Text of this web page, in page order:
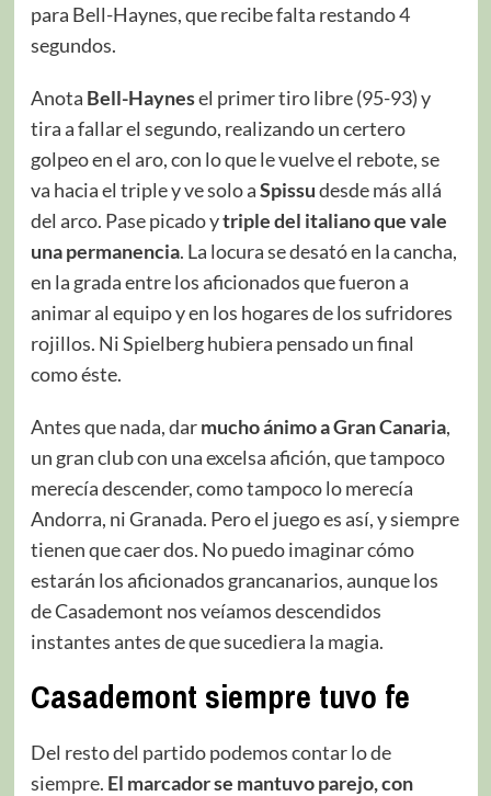
para Bell-Haynes, que recibe falta restando 4
segundos.
Anota Bell-Haynesel primer tiro libre (95-93) y
tira a fallar el segundo, realizando un certero
golpeo en el aro, con lo que le vuelve el rebote, se
va hacia el triple y ve solo aSpissudesde más allá
del arco. Pase picado ytriple del italiano que vale
una permanencia. La locura se desató en la cancha,
en la grada entre los aficionados que fueron a
animar al equipo y en los hogares de los sufridores
rojillos. Ni Spielberg hubiera pensado un final
como éste.
Antes que nada, darmucho ánimo a Gran Canaria,
un gran club con una excelsa afición, que tampoco
merecía descender, como tampoco lo merecía
Andorra, ni Granada. Pero el juego es así, y siempre
tienen que caer dos. No puedo imaginar cómo
estarán los aficionados grancanarios, aunque los
de Casademont nos veíamos descendidos
instantes antes de que sucediera la magia.
Casademont siempre tuvo fe
Del resto del partido podemos contar lo de
siempre. El marcador se mantuvo parejo, con